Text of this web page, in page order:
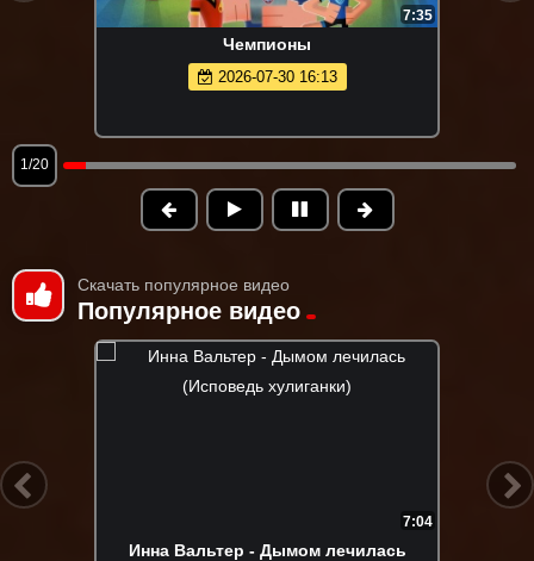
7:35
Чемпионы
2026-07-30 16:13
1/20
Скачать популярное видео
Популярное видео
7:04
Инна Вальтер - Дымом лечилась